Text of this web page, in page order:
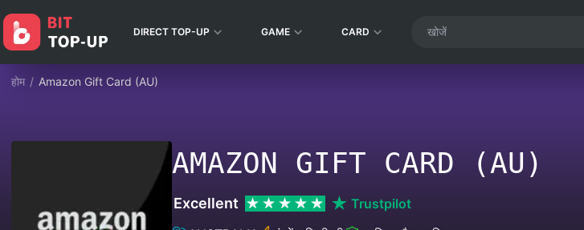
DIRECT TOP-UP GAME CARD
होम / Amazon Gift Card (AU)
AMAZON GIFT CARD (AU)
Excellent
Trustpilot